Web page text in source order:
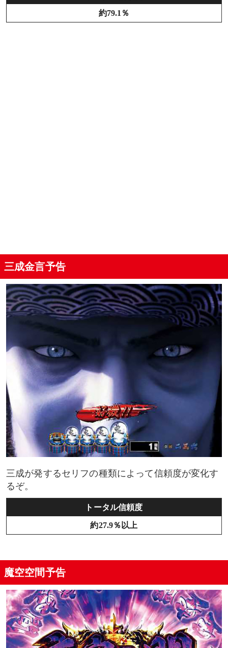
約79.1％
三成金言予告
三成が発するセリフの種類によって信頼度が変化す
るぞ。
トータル信頼度
約27.9％以上
魔空空間予告